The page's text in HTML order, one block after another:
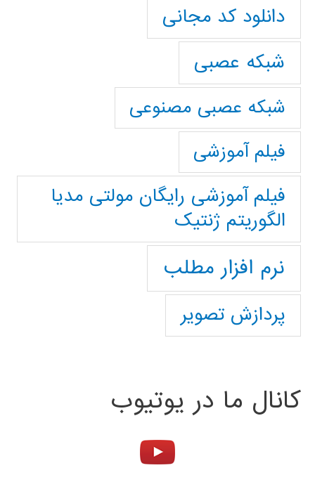
دانلود کد مجانی
شبکه عصبی
شبکه عصبی مصنوعی
فیلم آموزشی
فیلم آموزشی رایگان مولتی مدیا
الگوریتم ژنتیک
نرم افزار مطلب
پردازش تصویر
کانال ما در یوتیوب